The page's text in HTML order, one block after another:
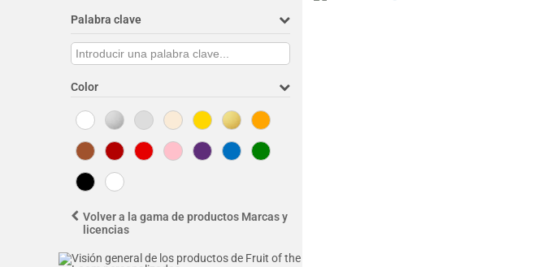
Palabra clave
Color
Volver a la gama de productos Marcas y
licencias